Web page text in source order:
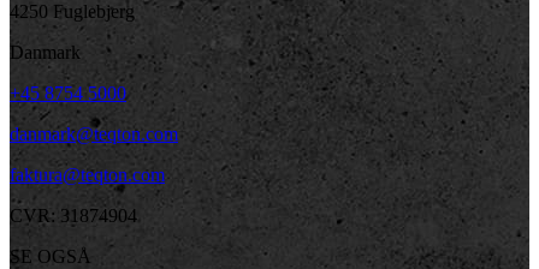
4250 Fuglebjerg
Danmark
+45 8754 5000
danmark@teqton.com
faktura@teqton.com
CVR: 31874904
SE OGSÅ